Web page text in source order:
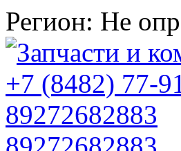
Регион: Не
+7 (8482) 77-
89272682883